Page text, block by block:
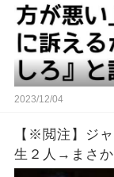
2023/12/04
【※閲注】ジ
生２人→まさか